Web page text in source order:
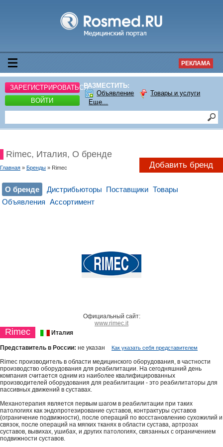
РЕКЛАМА
ЗАРЕГИСТРИРОВАТЬСЯ
ВОЙТИ
РАЗМЕСТИТЬ:
Объявление
Товары и услуги
Еще...
Rimec, Италия, О бренде
Главная » Бренды » Rimec Добавить бренд
О бренде Дистрибьюторы Поставщики Товары
Объявления Ассортимент
Официальный сайт:
www.rimec.it
Rimec Италия
Представитель в России: не указан Как указать себя представителем
Rimec производитель в области медицинского оборудования, в частности
производство оборудования для реабилитации. На сегодняшний день
компания считается одним из наиболее квалифицированных
производителей оборудования для реабилитации - это реабилитаторы для
пассивных движений в суставах.
Механотерапия является первым шагом в реабилитации при таких
патологиях как эндопротезирование суставов, контрактуры суставов
(ограничение подвижности), после операций по восстановлению сухожилий и
связок, после операций на мягких тканях в области сустава, артрозах
суставов, вывихах, ушибах, и других патологиях, связанных с ограничением
подвижности суставов.